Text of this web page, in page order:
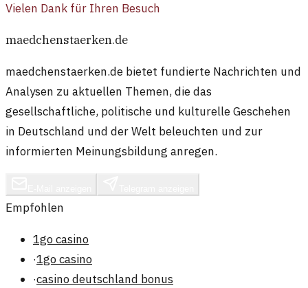
Vielen Dank für Ihren Besuch
maedchenstaerken.de
maedchenstaerken.de bietet fundierte Nachrichten und
Analysen zu aktuellen Themen, die das
gesellschaftliche, politische und kulturelle Geschehen
in Deutschland und der Welt beleuchten und zur
informierten Meinungsbildung anregen.
Empfohlen
1go casino
·1go casino
·casino deutschland bonus